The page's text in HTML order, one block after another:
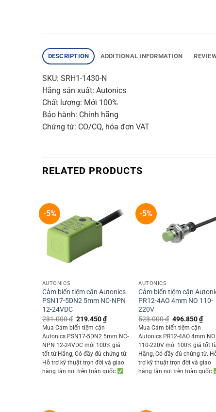
DESCRIPTION ADDITIONAL INFORMATION
SKU: SRH1-1430-N
Hãng sản xuất: Autonics
Chất lượng: Mới 100%
Bảo hành: Chính hãng
Chứng từ: CO/CQ, hóa đơn VAT
RELATED PRODUCTS
-5%
AUTONICS
Cảm biến tiệm cận Autonics
PSN17-5DN2 5mm NC-NPN
12-24VDC
231.000₫ Original
price
was:
231.000 ₫.
219.450₫Current
price
219.450 ₫.
Mua Cảm biến tiệm cận
Autonics PSN17-5DN2 5mm NC-
NPN 12-24VDC mới 100% giá
tốt từ Hãng, Có đầy đủ chứng từ.
Hỗ trợ kỹ thuật trọn đời và giao
hàng tận nơi trên toàn quốc
-5%
AUTONICS
Cảm biến tiệm cận
PR12-4AO 4mm NO 110-
220V
523.000₫ Original
price
was:
523.000 ₫.
496.850₫
price
is:
Mua Cảm biến tiệm cận
Autonics PR12-4AO 4mm NO
110-220V mới 100% giá tốt
Hãng, Có đầy đủ chứng từ.
trợ kỹ thuật trọn đời và giao
hàng tận nơi trên toàn quốc